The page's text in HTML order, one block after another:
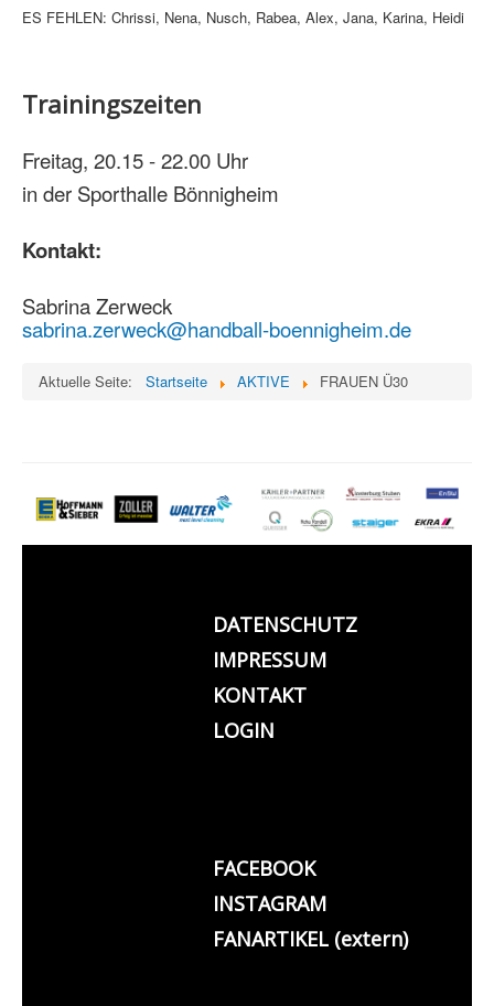
ES FEHLEN: Chrissi, Nena, Nusch, Rabea, Alex, Jana, Karina, Heidi
Trainingszeiten
Freitag, 20.15 - 22.00 Uhr
in der Sporthalle Bönnigheim
Kontakt:
Sabrina Zerweck
sabrina.zerweck@handball-boennigheim.de
Aktuelle Seite: Startseite AKTIVE FRAUEN Ü30
DATENSCHUTZ
IMPRESSUM
KONTAKT
LOGIN
FACEBOOK
INSTAGRAM
FANARTIKEL (extern)